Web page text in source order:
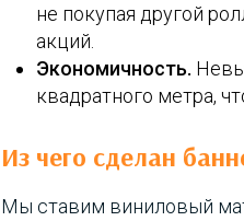
не покупая другой
акций.
Экономичность.
квадратного метра,
Из чего сделан
Мы ставим виниловый